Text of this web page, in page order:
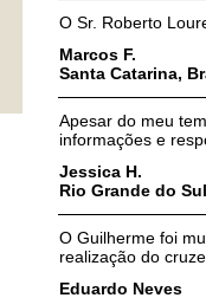
O Sr. Roberto
Marcos F.
Santa Catarina,
Apesar do meu
informações e
Jessica H.
Rio Grande do
O Guilherme foi
realização do
Eduardo Neves